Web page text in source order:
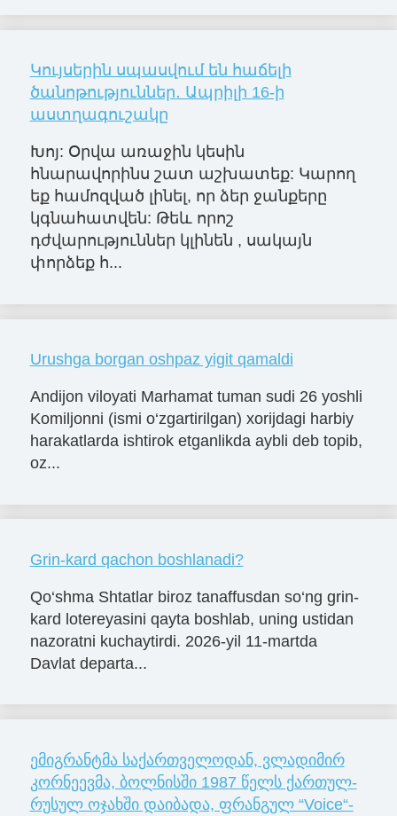
Կույսերին սպասվում են հաճելի
ծանոթություններ․ Ապրիլի 16-ի
աստղագուշակը
Խոյ: Օրվա առաջին կեսին
հնարավորինս շատ աշխատեք: Կարող
եք համոզված լինել, որ ձեր ջանքերը
կգնահատվեն: Թեև որոշ
դժվարություններ կլինեն , սակայն
փորձեք հ...
Urushga borgan oshpaz yigit qamaldi
Andijon viloyati Marhamat tuman sudi 26 yoshli
Komiljonni (ismi o‘zgartirilgan) xorijdagi harbiy
harakatlarda ishtirok etganlikda aybli deb topib,
oz...
Grin-kard qachon boshlanadi?
Qo‘shma Shtatlar biroz tanaffusdan so‘ng grin-
kard lotereyasini qayta boshlab, uning ustidan
nazoratni kuchaytirdi. 2026-yil 11-martda
Davlat departa...
ემიგრანტმა საქართველოდან, ვლა­დი­მირ
კორ­ნე­ევმა, ბოლ­ნის­ში 1987 წელს ქარ­თულ-
რუ­სულ ოჯახ­ში და­ი­ბა­და, ფრანგულ “Voice“-